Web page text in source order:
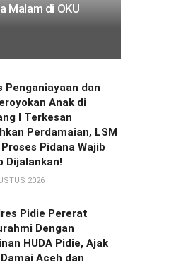
Malam di OKU
Penganiayaan dan
Anak di
I Terkesan
Perdamaian, LSM
Proses Pidana Wajib
Dijalankan!
2026
Pidie Pererat
Dengan
HUDA Pidie, Ajak
Aceh dan